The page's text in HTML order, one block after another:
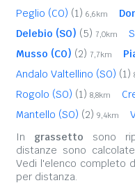
Peglio (CO) (1) 6,6km
Delebio (SO) (5) 7,0km
Musso (CO) (2) 7,7km
Andalo Valtellino (SO) (1)
Rogolo (SO) (1) 8,8km
Mantello (SO) (2) 9,4km
In grassetto sono
distanze sono
Vedi l'elenco completo
per distanza.